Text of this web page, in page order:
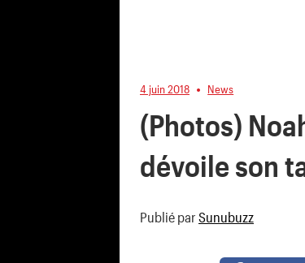
4 juin 2018 News
(Photos)
dévoile son
Publié par Sunubuzz